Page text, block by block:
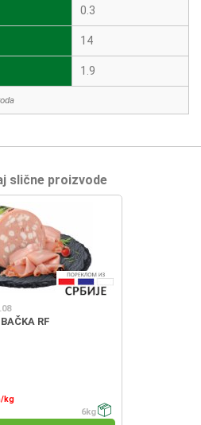
0.3
14
1.9
slične proizvode
RF
kg
6kg